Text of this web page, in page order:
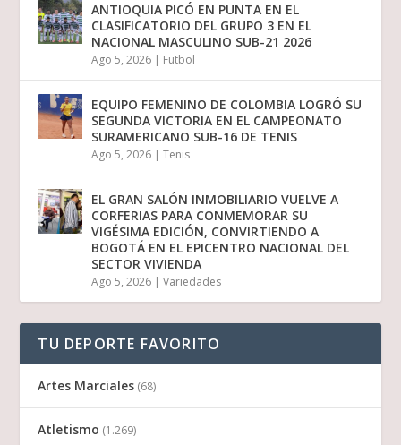
ANTIOQUIA PICÓ EN PUNTA EN EL
CLASIFICATORIO DEL GRUPO 3 EN EL
NACIONAL MASCULINO SUB-21 2026
Ago 5, 2026 | Futbol
EQUIPO FEMENINO DE COLOMBIA LOGRÓ SU
SEGUNDA VICTORIA EN EL CAMPEONATO
SURAMERICANO SUB-16 DE TENIS
Ago 5, 2026 |Tenis
EL GRAN SALÓN INMOBILIARIO VUELVE A
CORFERIAS PARA CONMEMORAR SU
VIGÉSIMA EDICIÓN, CONVIRTIENDO A
BOGOTÁ EN EL EPICENTRO NACIONAL DEL
SECTOR VIVIENDA
Ago 5, 2026 |Variedades
TU DEPORTE FAVORITO
Artes Marciales (68)
Atletismo (1.269)